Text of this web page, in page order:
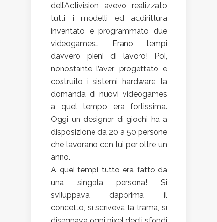
dell’Activision avevo realizzato
tutti i modelli ed addirittura
inventato e programmato due
videogames… Erano tempi
davvero pieni di lavoro! Poi,
nonostante l’aver progettato e
costruito i sistemi hardware, la
domanda di nuovi videogames
a quel tempo era fortissima.
Oggi un designer di giochi ha a
disposizione da 20 a 50 persone
che lavorano con lui per oltre un
anno.
A quei tempi tutto era fatto da
una singola persona! Si
sviluppava dapprima il
concetto, si scriveva la trama, si